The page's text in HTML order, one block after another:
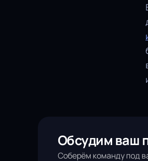
Обсудим ваш
Соберём команду под